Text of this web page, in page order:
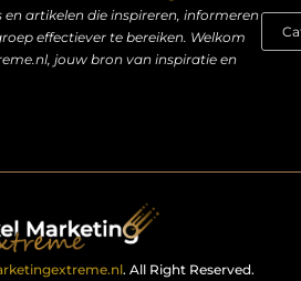
artikelen die inspireren, informeren
effectiever te bereiken. Welkom
jouw bron van inspiratie en
. All Right Reserved.